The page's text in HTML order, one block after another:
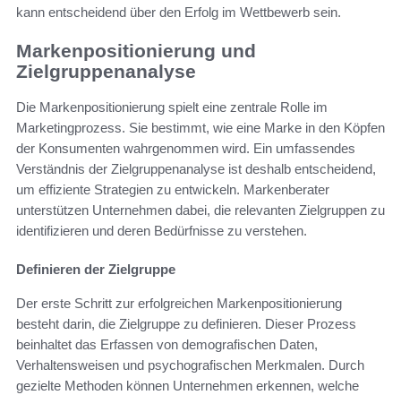
kann entscheidend über den Erfolg im Wettbewerb sein.
Markenpositionierung und
Zielgruppenanalyse
Die Markenpositionierung spielt eine zentrale Rolle im
Marketingprozess. Sie bestimmt, wie eine Marke in den Köpfen
der Konsumenten wahrgenommen wird. Ein umfassendes
Verständnis der Zielgruppenanalyse ist deshalb entscheidend,
um effiziente Strategien zu entwickeln. Markenberater
unterstützen Unternehmen dabei, die relevanten Zielgruppen zu
identifizieren und deren Bedürfnisse zu verstehen.
Definieren der Zielgruppe
Der erste Schritt zur erfolgreichen Markenpositionierung
besteht darin, die Zielgruppe zu definieren. Dieser Prozess
beinhaltet das Erfassen von demografischen Daten,
Verhaltensweisen und psychografischen Merkmalen. Durch
gezielte Methoden können Unternehmen erkennen, welche